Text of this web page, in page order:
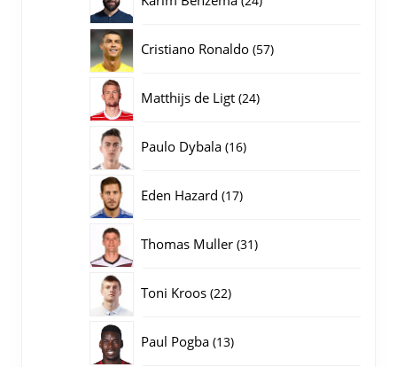
Cristiano Ronaldo 5757
Matthijs de Ligt 2424
Paulo Dybala 1616
Eden Hazard 1717
Thomas Muller 3131
Toni Kroos 2222
Paul Pogba 1313